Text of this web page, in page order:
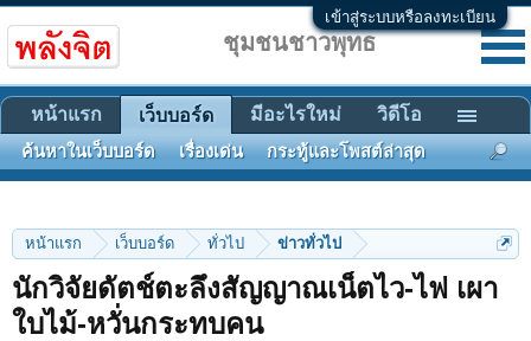
เข้าสู่ระบบหรือลงทะเบียน
หน้าแรก เว็บบอร์ด ทั่วไป ข่าวทั่วไป
นักวิจัยดัตช์ตะลึงสัญญาณเน็ตไว-ไฟ เผา
ใบไม้-หวั่นกระทบคน
ชุมชนชาวพุทธ
หน้าแรก เว็บบอร์ด
ค้นหาในเว็บบอร์ด เรื่องเด่น กระทู้และโพสต์ล่าสุด
มีอะไรใหม่ วิดีโอ